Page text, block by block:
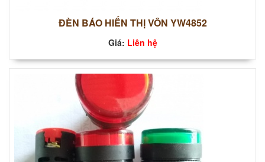
ĐÈN BÁO HIỂN THỊ VÔN YW4852
Giá: Liên hệ